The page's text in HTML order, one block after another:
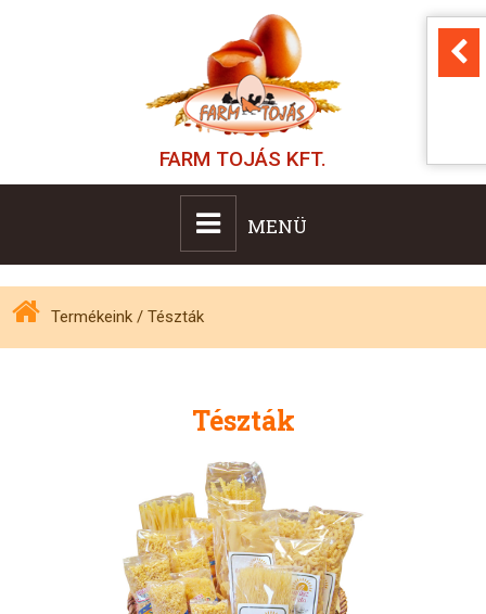
FARM TOJÁS KFT.
MENÜ
Termékeink /Tészták
Tészták